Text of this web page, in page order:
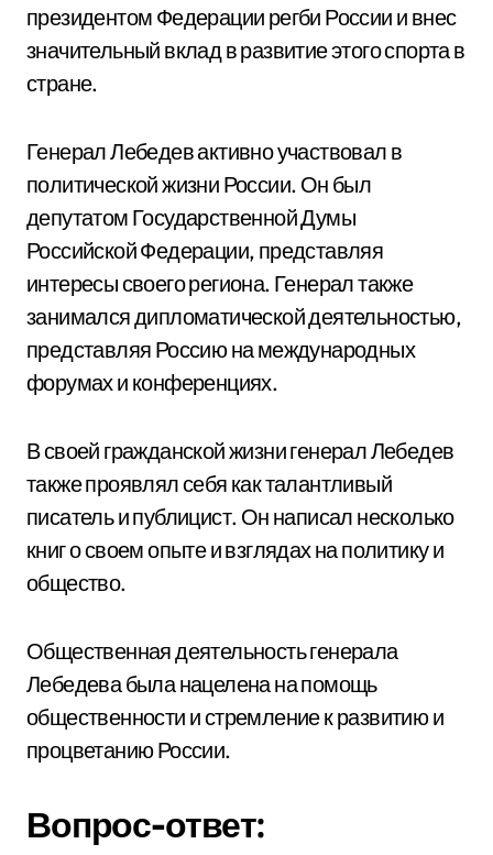
президентом Федерации регби России и внес
значительный вклад в развитие этого спорта в
стране.
Генерал Лебедев активно участвовал в
политической жизни России. Он был
депутатом Государственной Думы
Российской Федерации, представляя
интересы своего региона. Генерал также
занимался дипломатической деятельностью,
представляя Россию на международных
форумах и конференциях.
В своей гражданской жизни генерал Лебедев
также проявлял себя как талантливый
писатель и публицист. Он написал несколько
книг о своем опыте и взглядах на политику и
общество.
Общественная деятельность генерала
Лебедева была нацелена на помощь
общественности и стремление к развитию и
процветанию России.
Вопрос-ответ: